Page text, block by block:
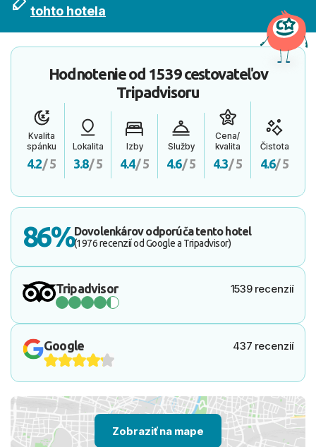
tohto hotela
Hodnotenie od 1539 cestovateľov
Tripadvisoru
Kvalita
spánku
4.2/ 5
Lokalita
3.8/ 5
Izby
4.4/ 5
Služby
4.6/ 5
Cena/
kvalita
4.3/ 5
Čistota
4.6/ 5
86%Dovolenkárov odporúča tento hotel
(1976 recenzií od Google a Tripadvisor)
Tripadvisor 1539 recenzií
Google 437 recenzií
Zobraziť na mape